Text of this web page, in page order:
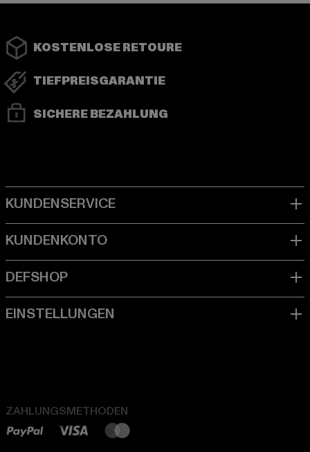
KOSTENLOSE RETOURE
TIEFPREISGARANTIE
SICHERE BEZAHLUNG
ZAHLUNGSMETHODEN